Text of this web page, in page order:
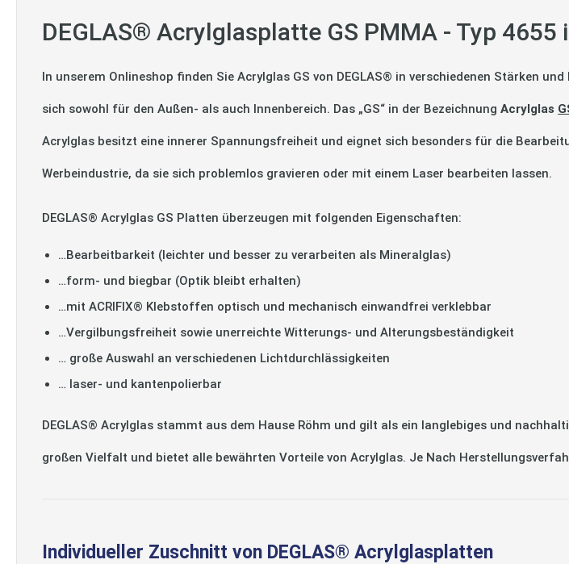
DEGLAS® Acrylglasplatte GS PMMA - Typ
In unserem Onlineshop finden Sie Acrylglas GS von DEGLAS® in verschiedenen Stärken
sich sowohl für den Außen- als auch Innenbereich. Das „GS“ in der Bezeichnung Acrylglas
Acrylglas besitzt eine innerer Spannungsfreiheit und eignet sich besonders für die
Werbeindustrie, da sie sich problemlos gravieren oder mit einem Laser bearbeiten lassen.
DEGLAS® Acrylglas GS Platten überzeugen mit folgenden Eigenschaften:
…Bearbeitbarkeit (leichter und besser zu verarbeiten als Mineralglas)
…form- und biegbar (Optik bleibt erhalten)
…mit ACRIFIX® Klebstoffen optisch und mechanisch einwandfrei verklebbar
…Vergilbungsfreiheit sowie unerreichte Witterungs- und Alterungsbeständigkeit
… große Auswahl an verschiedenen Lichtdurchlässigkeiten
… laser- und kantenpolierbar
DEGLAS® Acrylglas stammt aus dem Hause Röhm und gilt als ein langlebiges und
großen Vielfalt und bietet alle bewährten Vorteile von Acrylglas. Je Nach
Individueller Zuschnitt von DEGLAS® Acrylglasplatten